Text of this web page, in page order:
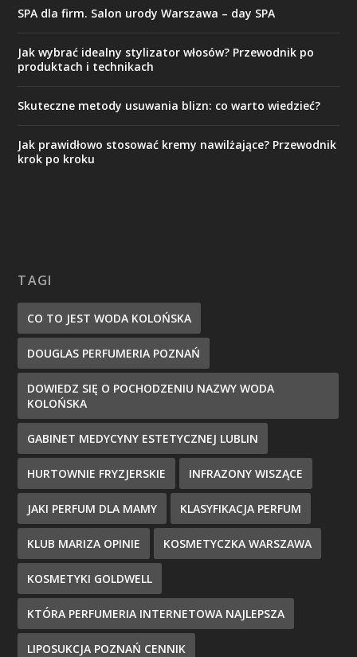
SPA dla firm. Salon urody Warszawa – day SPA
Jak wybrać idealny stylizator włosów? Przewodnik po
produktach i technikach
Skuteczne metody usuwania blizn: co warto wiedzieć?
Jak prawidłowo stosować kremy nawilżające? Przewodnik
krok po kroku
TAGI
CO TO JEST WODA KOLOŃSKA
DOUGLAS PERFUMERIA POZNAŃ
DOWIEDZ SIĘ O POCHODZENIU NAZWY WODA
KOLOŃSKA
GABINET MEDYCYNY ESTETYCZNEJ LUBLIN
HURTOWNIE FRYZJERSKIE INFRAZONY WISZĄCE
JAKI PERFUM DLA MAMY KLASYFIKACJA PERFUM
KLUB MARIZA OPINIE KOSMETYCZKA WARSZAWA
KOSMETYKI GOLDWELL
KTÓRA PERFUMERIA INTERNETOWA NAJLEPSZA
LIPOSUKCJA POZNAŃ CENNIK